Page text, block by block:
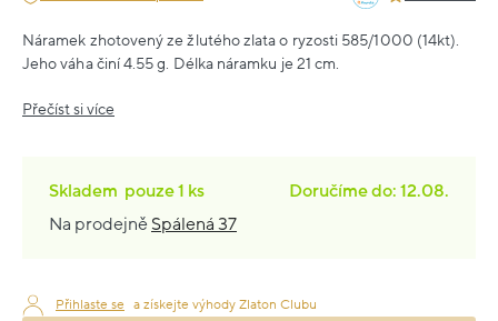
Náramek zhotovený ze žlutého zlata o ryzosti 585/1000 (14kt).
Jeho váha činí 4.55 g. Délka náramku je 21 cm.
Přečíst si více
Skladem pouze1 ks
Doručíme do: 12.08.
Na prodejně Spálená 37
Přihlaste se a získejte výhody Zlaton Clubu